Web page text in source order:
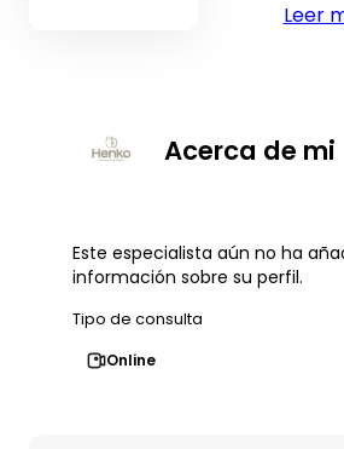
Leer
Acerca de mi
Este especialista aún no ha
información sobre su perfil.
Tipo de consulta
Online